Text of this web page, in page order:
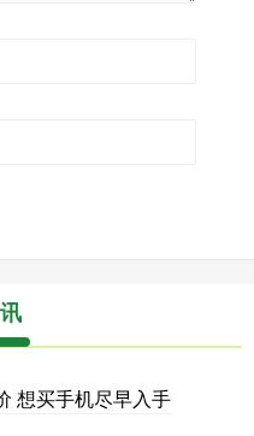
想买手机尽早入手